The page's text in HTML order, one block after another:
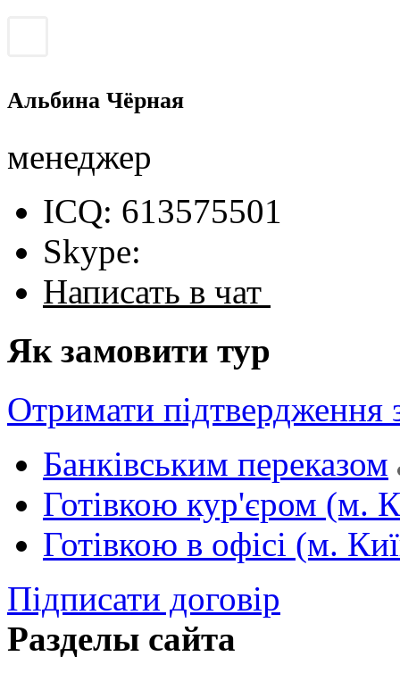
Альбина Чёрная
менеджер
ICQ: 613575501
Skype:
Написать в чат
Як замовити тур
Отримати підтвердження
Банківським переказом
Готівкою кур'єром (м.
Готівкою в офісі (м.
Підписати договір
Разделы сайта